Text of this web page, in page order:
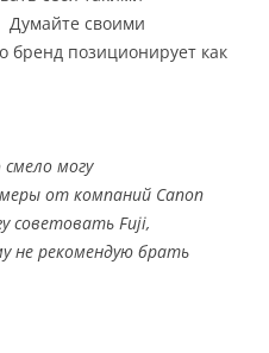
своими
бренд позиционирует как
могу
от компаний Canon
советовать Fuji,
не рекомендую брать